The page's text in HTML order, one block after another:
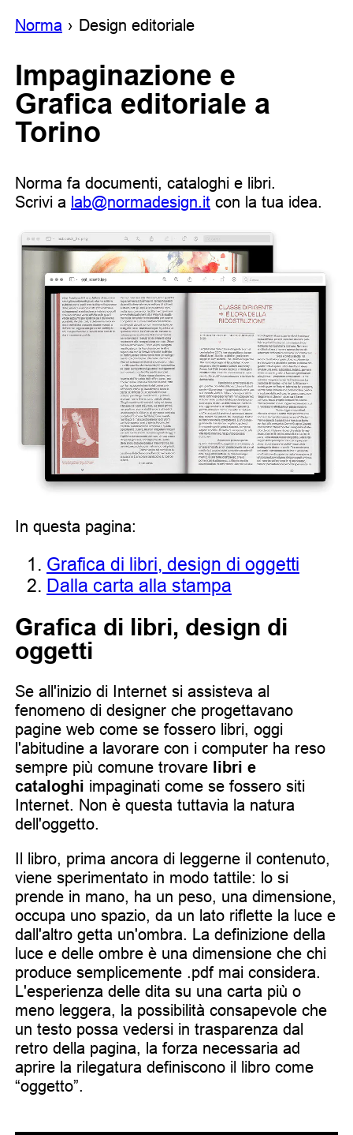
Noгma Design editoriale
Impaginazione e
Grafica editoriale a
Torino
Norma fa documenti, cataloghi e libri.
Scrivi a lab@normadesign.it con la tua idea.
In questa pagina:
Grafica di libri, design di oggetti
Dalla carta alla stampa
Grafica di libri, design di
oggetti
Se all'inizio di Internet si assisteva al
fenomeno di designer che progettavano
pagine web come se fossero libri, oggi
l'abitudine a lavorare con i computer ha reso
sempre più comune trovare libri e
cataloghi impaginati come se fossero siti
Internet. Non è questa tuttavia la natura
dell'oggetto.
Il libro, prima ancora di leggerne il contenuto,
viene sperimentato in modo tattile: lo si
prende in mano, ha un peso, una dimensione,
occupa uno spazio, da un lato riflette la luce e
dall'altro getta un'ombra. La definizione della
luce e delle ombre è una dimensione che chi
produce semplicemente .pdf mai considera.
L'esperienza delle dita su una carta più o
meno leggera, la possibilità consapevole che
un testo possa vedersi in trasparenza dal
retro della pagina, la forza necessaria ad
aprire la rilegatura definiscono il libro come
“oggetto”.